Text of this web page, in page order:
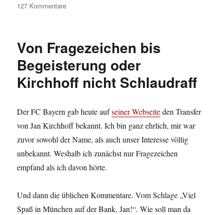
127 Kommentarezu
their
way
oder
Old
blue
Uli
Von Fragezeichen bis
Begeisterung oder
Kirchhoff nicht Schlaudraff
Der FC Bayern gab heute aufseiner Webseiteden Transfer
von Jan Kirchhoff bekannt. Ich bin ganz ehrlich, mir war
zuvor sowohl der Name, als auch unser Interesse völlig
unbekannt. Weshalb ich zunächst nur Fragezeichen
empfand als ich davon hörte.
Und dann die üblichen Kommentare. Vom Schlage „Viel
Spaß in München auf der Bank, Jan!“. Wie soll man da